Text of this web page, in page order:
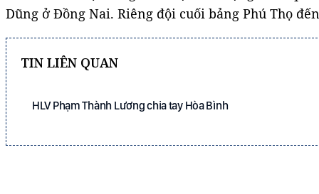
Dũng ở Đồng Nai. Riêng đội cuối bảng Phú Thọ
TIN LIÊN QUAN
HLV Phạm Thành Lương chia tay Hòa Bình